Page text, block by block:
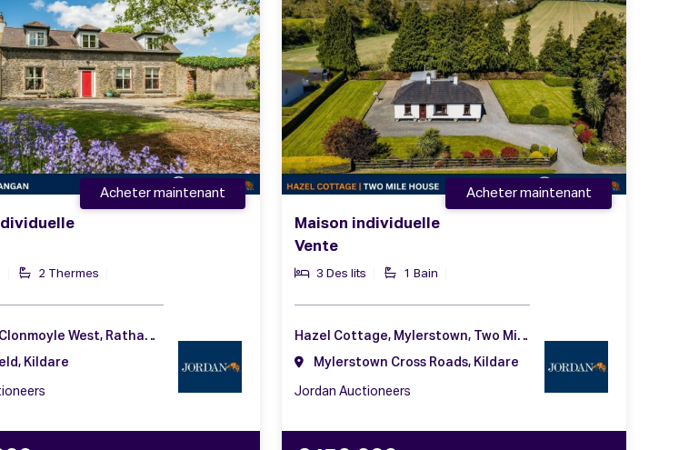
2 Thermes
Acheter maintenant
The Mews, Clonmoyle West, Rathangan, Kildare, Co. Kildare, R51 HN83
Kildare
Maison individuelle
Vente
3 Des lits 1 Bain
Acheter maintenant
Hazel Cottage, Mylerstown, Two Mile House, Naas, Co. Kildare, W91 DF91
Mylerstown Cross Roads, Kildare
Jordan Auctioneers